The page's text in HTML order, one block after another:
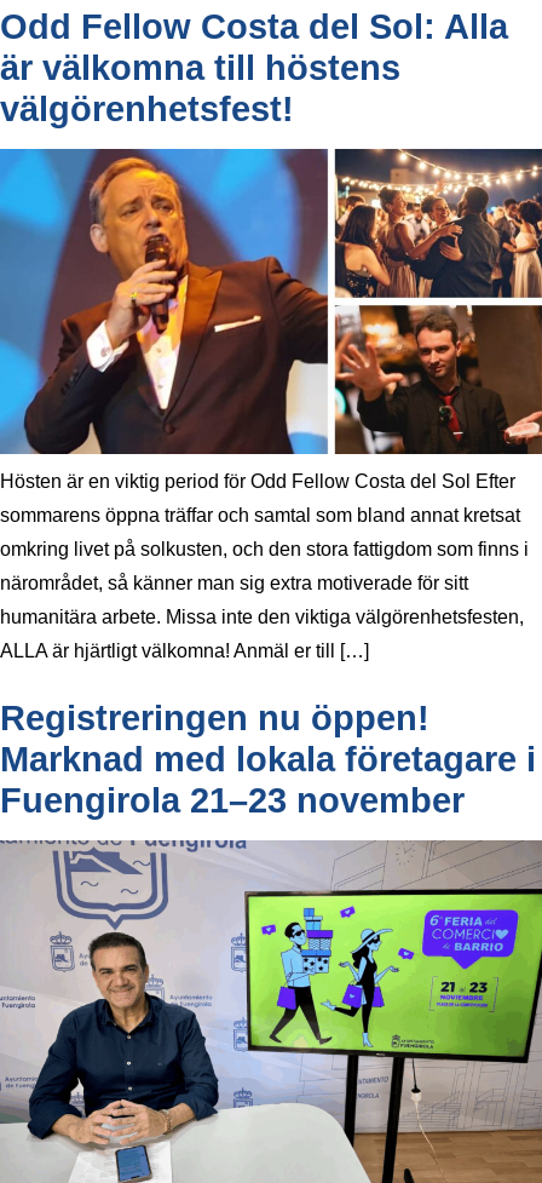
Odd Fellow Costa del Sol: Alla
är välkomna till höstens
välgörenhetsfest!
Hösten är en viktig period för Odd Fellow Costa del Sol Efter
sommarens öppna träffar och samtal som bland annat kretsat
omkring livet på solkusten, och den stora fattigdom som finns i
närområdet, så känner man sig extra motiverade för sitt
humanitära arbete. Missa inte den viktiga välgörenhetsfesten,
ALLA är hjärtligt välkomna! Anmäl er till […]
Registreringen nu öppen!
Marknad med lokala företagare i
Fuengirola 21–23 november